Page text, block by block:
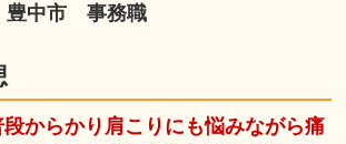
中市 事務職
からかり肩こりにも悩みながら痛